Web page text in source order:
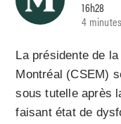
16h28
4
La présidente de
Montréal (CSEM)
sous tutelle après
faisant état de